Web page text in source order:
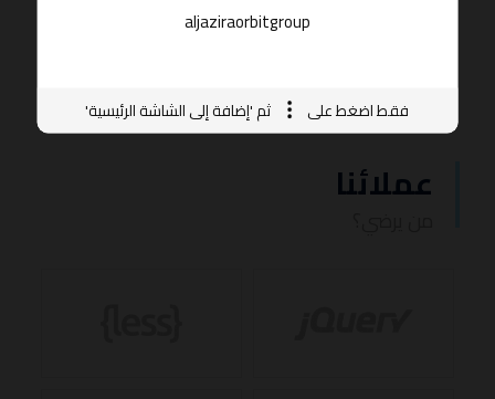
aljaziraorbitgroup
فقط اضغط على ثم 'إضافة إلى الشاشة الرئيسية'
عملائنا